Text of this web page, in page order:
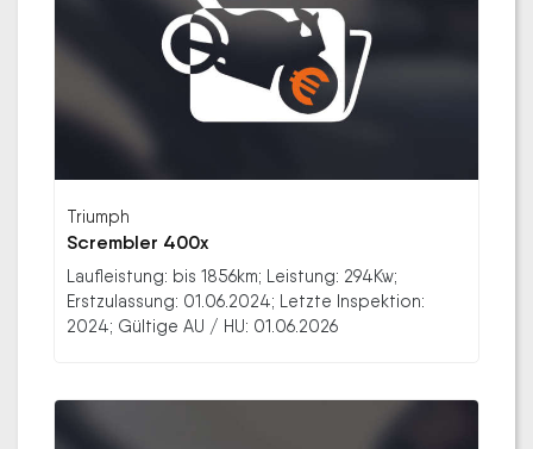
Triumph
Scrembler 400x
Laufleistung: bis 1856km; Leistung: 294Kw;
Erstzulassung: 01.06.2024; Letzte Inspektion:
2024; Gültige AU / HU: 01.06.2026